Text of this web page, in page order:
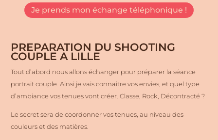
Je prends mon échange téléphonique !
PREPARATION DU SHOOTING
COUPLE A LILLE
Tout d’abord nous allons échanger pour préparer la séance
portrait couple. Ainsi je vais connaitre vos envies, et quel type
d’ambiance vos tenues vont créer. Classe, Rock, Décontracté ?
Le secret sera de coordonner vos tenues, au niveau des
couleurs et des matières.